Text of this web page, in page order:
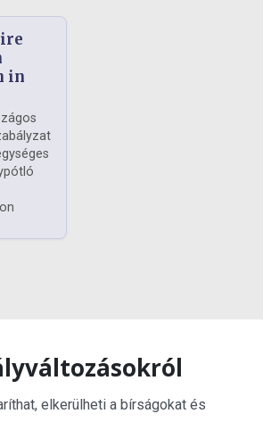
in
elkerülheti a bírságokat és